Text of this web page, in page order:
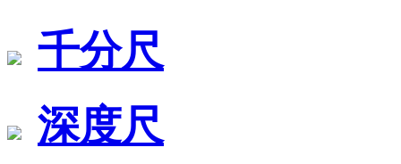
千分尺
深度尺